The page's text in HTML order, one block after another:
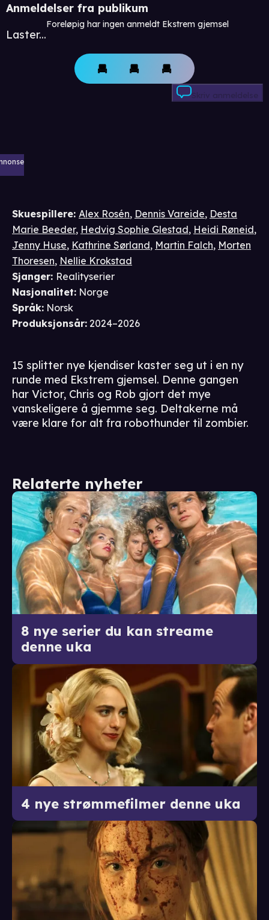
Anmeldelser fra publikum
Laster...
Foreløpig har ingen anmeldt Ekstrem gjemsel
Skriv anmeldelse
Skuespillere: Alex Rosén, Dennis Vareide, Desta
Marie Beeder, Hedvig Sophie Glestad, Heidi Røneid,
Jenny Huse, Kathrine Sørland, Martin Falch, Morten
Thoresen, Nellie Krokstad
Sjanger: Realityserier
Nasjonalitet: Norge
Språk: Norsk
Produksjonsår: 2024–2026
15 splitter nye kjendiser kaster seg ut i en ny
runde med Ekstrem gjemsel. Denne gangen
har Victor, Chris og Rob gjort det mye
vanskeligere å gjemme seg. Deltakerne må
være klare for alt fra robothunder til zombier.
Relaterte nyheter
8 nye serier du kan streame
denne uka
4 nye strømmefilmer denne uka